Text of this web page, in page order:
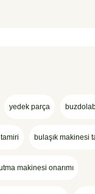
yedek parça
bulaşık makinesi
makinesi onarımı